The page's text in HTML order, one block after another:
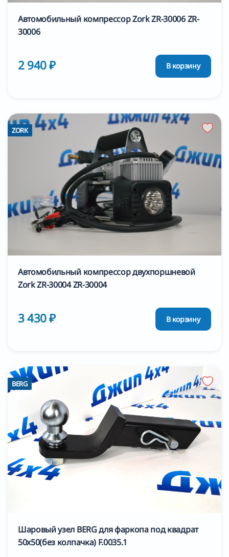
Автомобильный компрессор Zork ZR-30006 ZR-
30006
2 940 ₽ В корзину
ZORK
Автомобильный компрессор двухпоршневой
Zork ZR-30004 ZR-30004
3 430 ₽ В корзину
BERG
Шаровый узел BERG для фаркопа под квадрат
50х50(без колпачка) F.0035.1